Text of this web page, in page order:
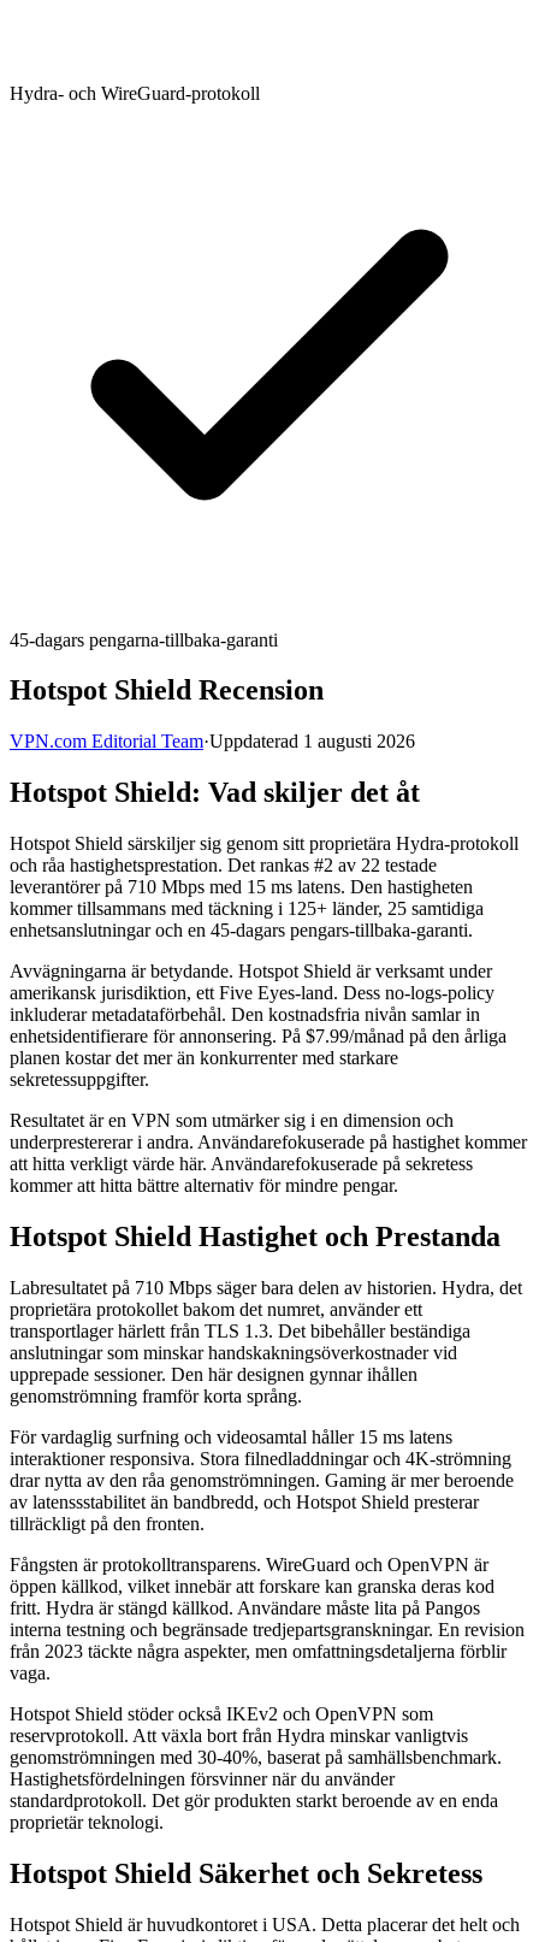
Hydra- och WireGuard-protokoll
45-dagars pengarna-tillbaka-garanti
Hotspot Shield Recension
VPN.com Editorial Team·Uppdaterad 1 augusti 2026
Hotspot Shield: Vad skiljer det åt
Hotspot Shield särskiljer sig genom sitt proprietära Hydra-protokoll
och råa hastighetsprestation. Det rankas #2 av 22 testade
leverantörer på 710 Mbps med 15 ms latens. Den hastigheten
kommer tillsammans med täckning i 125+ länder, 25 samtidiga
enhetsanslutningar och en 45-dagars pengars-tillbaka-garanti.
Avvägningarna är betydande. Hotspot Shield är verksamt under
amerikansk jurisdiktion, ett Five Eyes-land. Dess no-logs-policy
inkluderar metadataförbehål. Den kostnadsfria nivån samlar in
enhetsidentifierare för annonsering. På $7.99/månad på den årliga
planen kostar det mer än konkurrenter med starkare
sekretessuppgifter.
Resultatet är en VPN som utmärker sig i en dimension och
underprestererar i andra. Användarefokuserade på hastighet kommer
att hitta verkligt värde här. Användarefokuserade på sekretess
kommer att hitta bättre alternativ för mindre pengar.
Hotspot Shield Hastighet och Prestanda
Labresultatet på 710 Mbps säger bara delen av historien. Hydra, det
proprietära protokollet bakom det numret, använder ett
transportlager härlett från TLS 1.3. Det bibehåller beständiga
anslutningar som minskar handskakningsöverkostnader vid
upprepade sessioner. Den här designen gynnar ihållen
genomströmning framför korta språng.
För vardaglig surfning och videosamtal håller 15 ms latens
interaktioner responsiva. Stora filnedladdningar och 4K-strömning
drar nytta av den råa genomströmningen. Gaming är mer beroende
av latenssstabilitet än bandbredd, och Hotspot Shield presterar
tillräckligt på den fronten.
Fångsten är protokolltransparens. WireGuard och OpenVPN är
öppen källkod, vilket innebär att forskare kan granska deras kod
fritt. Hydra är stängd källkod. Användare måste lita på Pangos
interna testning och begränsade tredjepartsgranskningar. En revision
från 2023 täckte några aspekter, men omfattningsdetaljerna förblir
vaga.
Hotspot Shield stöder också IKEv2 och OpenVPN som
reservprotokoll. Att växla bort från Hydra minskar vanligtvis
genomströmningen med 30-40%, baserat på samhällsbenchmark.
Hastighetsfördelningen försvinner när du använder
standardprotokoll. Det gör produkten starkt beroende av en enda
proprietär teknologi.
Hotspot Shield Säkerhet och Sekretess
Hotspot Shield är huvudkontoret i USA. Detta placerar det helt och